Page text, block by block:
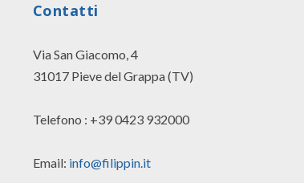
Contatti
Via San Giacomo, 4
31017 Pieve del Grappa (TV)
Telefono : +39 0423 932000
Email: info@filippin.it